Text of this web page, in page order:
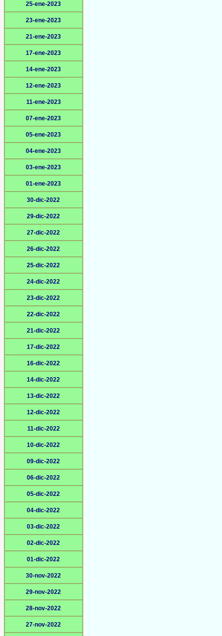
25-ene-2023
23-ene-2023
21-ene-2023
17-ene-2023
14-ene-2023
12-ene-2023
11-ene-2023
07-ene-2023
05-ene-2023
04-ene-2023
03-ene-2023
01-ene-2023
30-dic-2022
29-dic-2022
27-dic-2022
26-dic-2022
25-dic-2022
24-dic-2022
23-dic-2022
22-dic-2022
21-dic-2022
17-dic-2022
16-dic-2022
14-dic-2022
13-dic-2022
12-dic-2022
11-dic-2022
10-dic-2022
09-dic-2022
06-dic-2022
05-dic-2022
04-dic-2022
03-dic-2022
02-dic-2022
01-dic-2022
30-nov-2022
29-nov-2022
28-nov-2022
27-nov-2022